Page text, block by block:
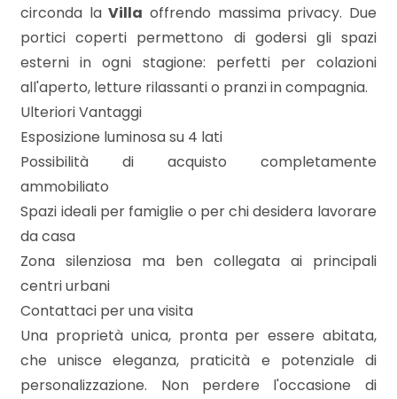
circonda laVilla offrendo massima privacy. Due
portici coperti permettono di godersi gli spazi
esterni in ogni stagione: perfetti per colazioni
all'aperto, letture rilassanti o pranzi in compagnia.
Ulteriori Vantaggi
Esposizione luminosa su 4 lati
Possibilità di acquisto completamente
ammobiliato
Spazi ideali per famiglie o per chi desidera lavorare
da casa
Zona silenziosa ma ben collegata ai principali
centri urbani
Contattaci per una visita
Una proprietà unica, pronta per essere abitata,
che unisce eleganza, praticità e potenziale di
personalizzazione. Non perdere l'occasione di
Camere
minime
Qualsiasi
1
2
3
4